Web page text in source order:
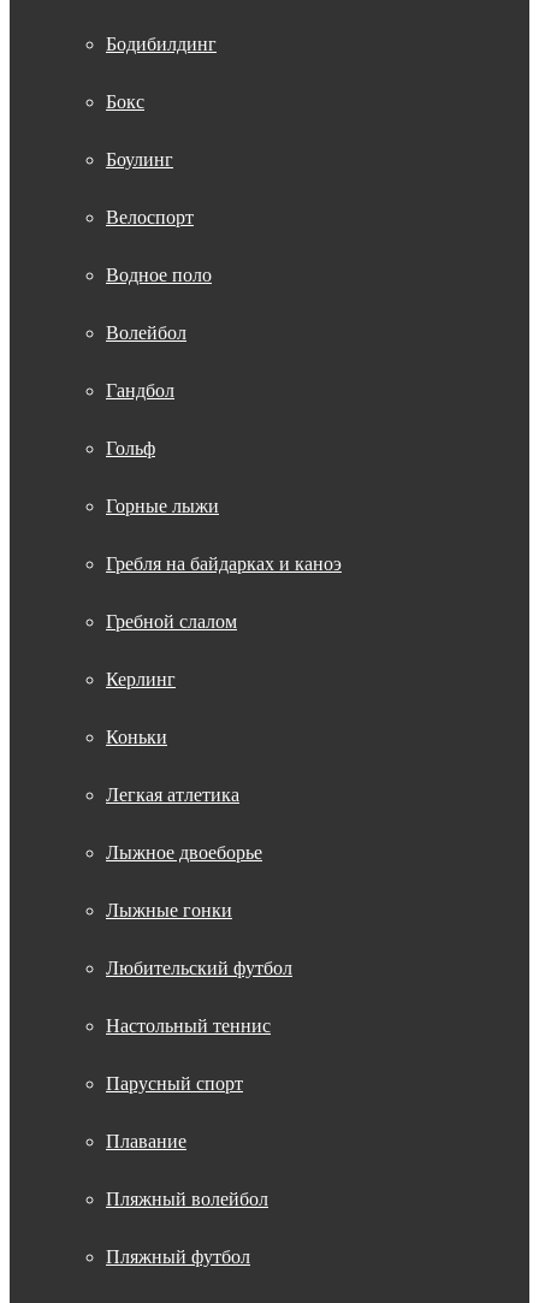
Бодибилдинг
Бокс
Боулинг
Велоспорт
Водное поло
Волейбол
Гандбол
Гольф
Горные лыжи
Гребля на байдарках и каноэ
Гребной слалом
Керлинг
Коньки
Легкая атлетика
Лыжное двоеборье
Лыжные гонки
Любительский футбол
Настольный теннис
Парусный спорт
Плавание
Пляжный волейбол
Пляжный футбол